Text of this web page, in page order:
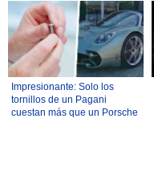
Impresionante: Solo los
tornillos de un Pagani
cuestan más que un Porsche